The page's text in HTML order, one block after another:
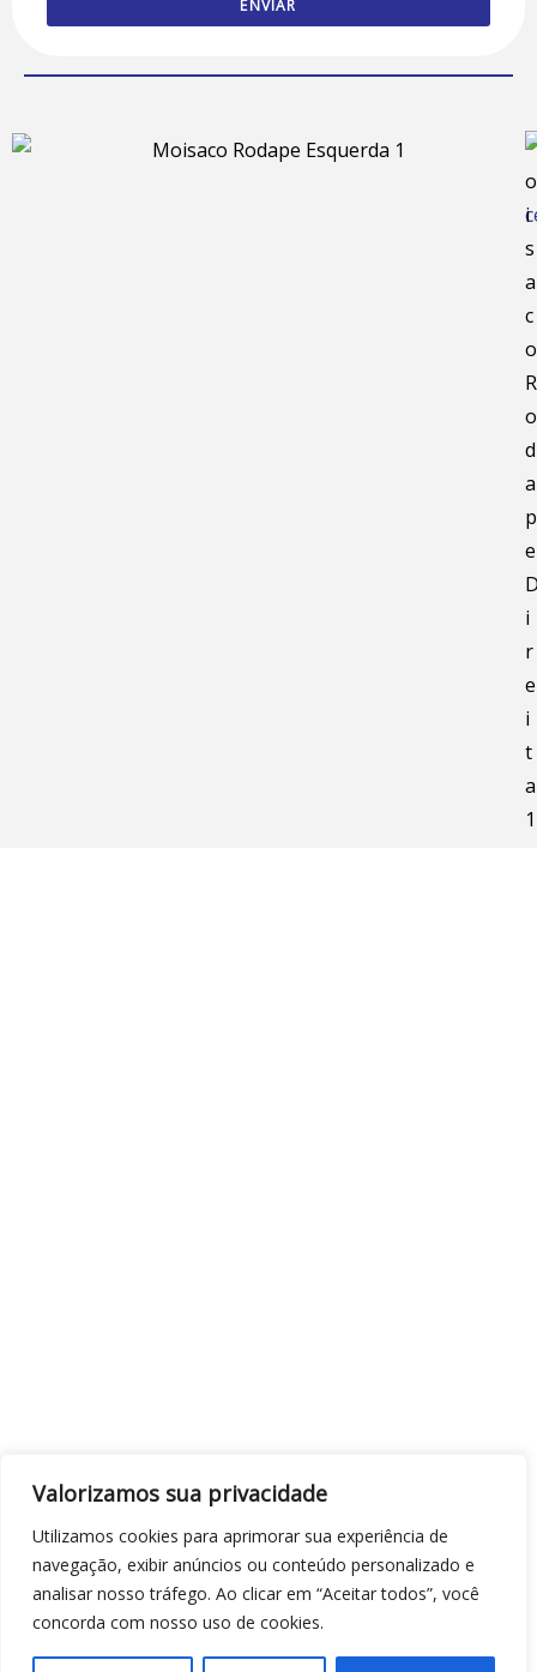
Valorizamos sua privacidade
Utilizamos cookies para aprimorar sua experiência de
navegação, exibir anúncios ou conteúdo personalizado e
analisar nosso tráfego. Ao clicar em “Aceitar todos”, você
concorda com nosso uso de cookies.